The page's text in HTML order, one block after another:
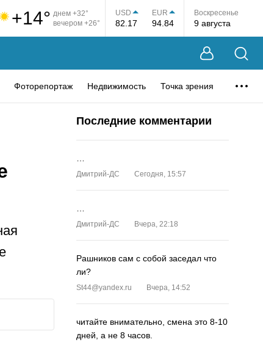
+14° днем +32°
вечером +26°
USD
82.17
EUR
94.84
Воскресенье
9 августа
Фоторепортаж Недвижимость Точка зрения
Последние комментарии
Дмитрий-ДС Сегодня, 15:57
Дмитрий-ДС Вчера, 22:18
Рашников сам с собой заседал что
ли?
St44@yandex.ru Вчера, 14:52
читайте внимательно, смена это 8-10
дней, а не 8 часов.